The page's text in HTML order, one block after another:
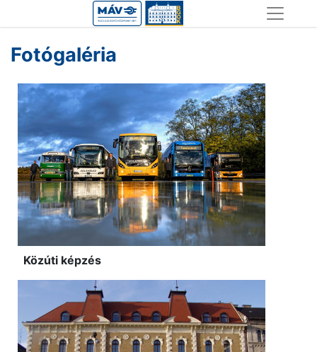
a
tartalomra
Fotógaléria
Közúti képzés